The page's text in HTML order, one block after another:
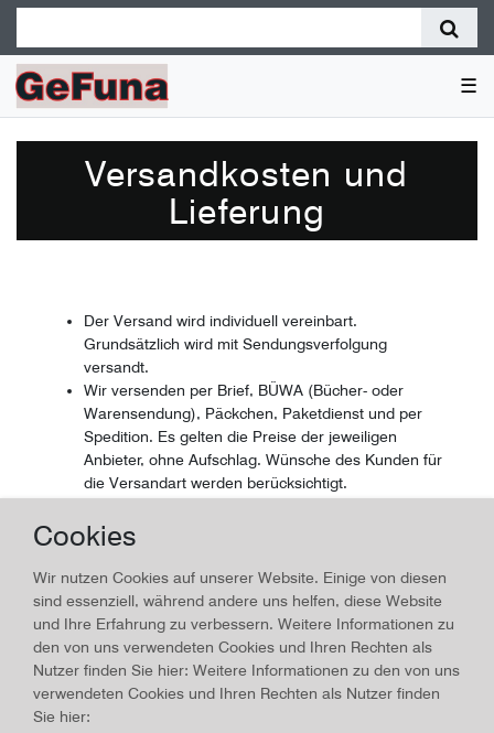
☰
Versandkosten und
Lieferung
Der Versand wird individuell vereinbart.
Grundsätzlich wird mit Sendungsverfolgung
versandt.
Wir versenden per Brief, BÜWA (Bücher- oder
Warensendung), Päckchen, Paketdienst und per
Spedition. Es gelten die Preise der jeweiligen
Anbieter, ohne Aufschlag. Wünsche des Kunden für
die Versandart werden berücksichtigt.
sobald die Postleitzahl des Kunden bekannt ist.
eventuell höhere Kosten.
Wir versenden unsere Pakete mit DHL oder Hermes,
der Speditionsversand erfolgt mit Schenker, wenn
nicht anders vereinbart.
Päckchen und Pakete werden immer mit
Cookies
Wir nutzen Cookies auf unserer Website. Einige von diesen
sind essenziell, während andere uns helfen, diese Website
und Ihre Erfahrung zu verbessern. Weitere Informationen zu
den von uns verwendeten Cookies und Ihren Rechten als
Nutzer finden Sie hier: Weitere Informationen zu den von uns
verwendeten Cookies und Ihren Rechten als Nutzer finden
Sie hier: